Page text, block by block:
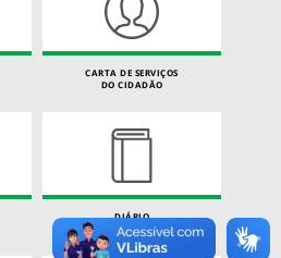
CARTA DE SERVIÇOS
DO CIDADÃO
DIÁRIO
OFICIAL